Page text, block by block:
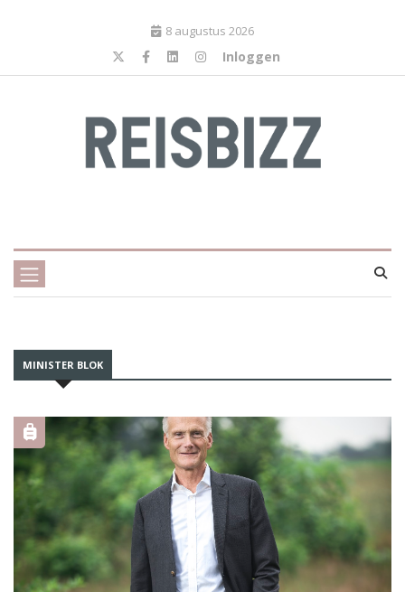
8 augustus 2026
Inloggen
MINISTER BLOK